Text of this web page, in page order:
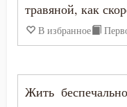
травяной, как
В избранное
Жить